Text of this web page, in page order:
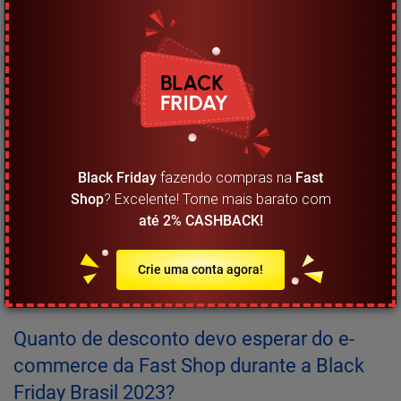
melhores melhores descontos.
Como dito antes, a liquidação na loja online da Fast Shop
habitualmente tem a duração de vários dias, pois
ofertas aparecem no site com o nome de Golden Week, nos dias
que antecedem o início oficial da Black Friday.
Você pode cadastrar-se no site da Fast Shop para receber as
informações sobre a Black Friday em primeira mão na sua caixa
de entrada. Outra forma de usufruir de vantagens da loja é
baixando o aplicativo disponível para IOS e Android. Através dele, a
cupons, ofertas exclusivas e imaginamos que durante a Black
Friday não será diferente.
Quanto de desconto devo esperar do e-
commerce da Fast Shop durante a Black
Friday Brasil 2023?
Black Friday fazendo compras na Fast
Shop? Excelente! Torne mais barato com
até 2% CASHBACK!
Crie uma conta agora!